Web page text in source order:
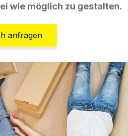
wie möglich zu gestalten.
anfragen